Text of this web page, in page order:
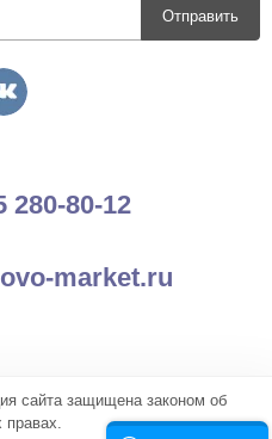
Отправить
280-80-12
market.ru
сайта защищена законом об
правах.